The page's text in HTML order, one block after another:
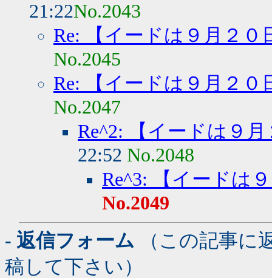
21:22No.2043
Re: 【イードは９月２０
No.2045
Re: 【イードは９月２０
No.2047
Re^2: 【イードは９
22:52 No.2048
Re^3: 【イードは
No.2049
- 返信フォーム （この記事に
稿して下さい）